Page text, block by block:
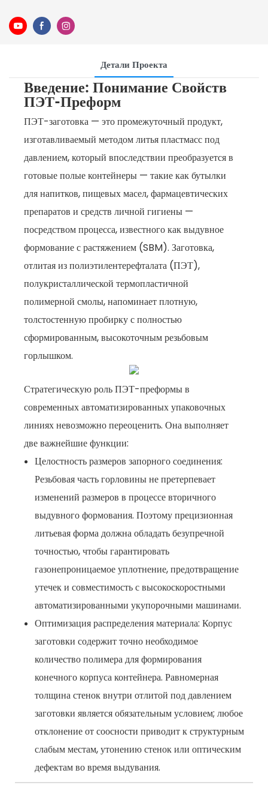
Детали Проекта
Введение: Понимание Свойств
ПЭТ-Преформ
ПЭТ-заготовка — это промежуточный продукт,
изготавливаемый методом литья пластмасс под
давлением, который впоследствии преобразуется в
готовые полые контейнеры — такие как бутылки
для напитков, пищевых масел, фармацевтических
препаратов и средств личной гигиены —
посредством процесса, известного как выдувное
формование с растяжением (SBM). Заготовка,
отлитая из полиэтилентерефталата (ПЭТ),
полукристаллической термопластичной
полимерной смолы, напоминает плотную,
толстостенную пробирку с полностью
сформированным, высокоточным резьбовым
горлышком.
Стратегическую роль ПЭТ-преформы в
современных автоматизированных упаковочных
линиях невозможно переоценить. Она выполняет
две важнейшие функции:
Целостность размеров запорного соединения:
Резьбовая часть горловины не претерпевает
изменений размеров в процессе вторичного
выдувного формования. Поэтому прецизионная
литьевая форма должна обладать безупречной
точностью, чтобы гарантировать
газонепроницаемое уплотнение, предотвращение
утечек и совместимость с высокоскоростными
автоматизированными укупорочными машинами.
Оптимизация распределения материала: Корпус
заготовки содержит точно необходимое
количество полимера для формирования
конечного корпуса контейнера. Равномерная
толщина стенок внутри отлитой под давлением
заготовки является обязательным условием; любое
отклонение от соосности приводит к структурным
слабым местам, утонению стенок или оптическим
дефектам во время выдувания.